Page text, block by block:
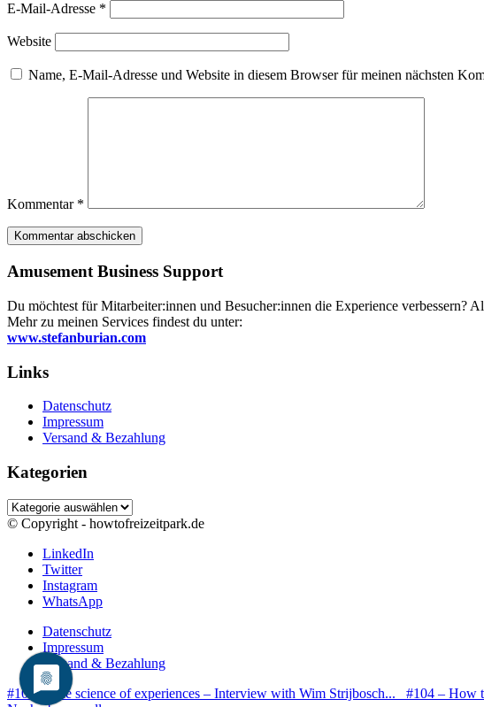
E-Mail-Adresse *
Website
Name, E-Mail-Adresse und Website in diesem Browser für meinen nächsten
Kommentar *
Amusement Business Support
Du möchtest für Mitarbeiter:innen und Besucher:innen die Experience verbessern?
Mehr zu meinen Services findest du unter:
www.stefanburian.com
Links
Datenschutz
Impressum
Versand & Bezahlung
Kategorien
Kategorien
© Copyright - howtofreizeitpark.de
LinkedIn
Twitter
Instagram
WhatsApp
Datenschutz
Impressum
Versand & Bezahlung
#102 – The science of experiences – Interview with Wim Strijbosch...
#104 – How